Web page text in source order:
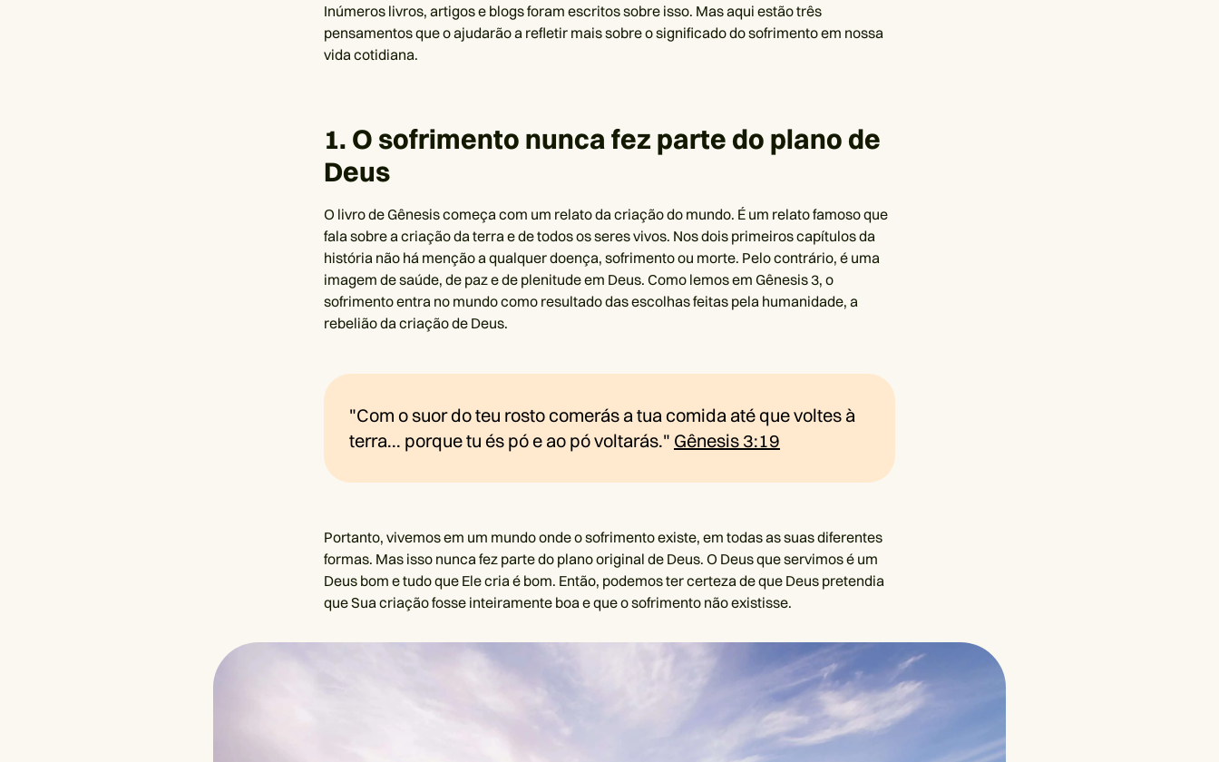
Inúmeros livros, artigos e blogs foram escritos sobre isso. Mas aqui estão três
pensamentos que o ajudarão a refletir mais sobre o significado do sofrimento em nossa
vida cotidiana.
1. O sofrimento nunca fez parte do plano de
Deus
O livro de Gênesis começa com um relato da criação do mundo. É um relato famoso que
fala sobre a criação da terra e de todos os seres vivos. Nos dois primeiros capítulos da
história não há menção a qualquer doença, sofrimento ou morte. Pelo contrário, é uma
imagem de saúde, de paz e de plenitude em Deus. Como lemos em Gênesis 3, o
sofrimento entra no mundo como resultado das escolhas feitas pela humanidade, a
rebelião da criação de Deus.
"Com o suor do teu rosto comerás a tua comida até que voltes à
terra... porque tu és pó e ao pó voltarás." Gênesis 3:19
Portanto, vivemos em um mundo onde o sofrimento existe, em todas as suas diferentes
formas. Mas isso nunca fez parte do plano original de Deus. O Deus que servimos é um
Deus bom e tudo que Ele cria é bom. Então, podemos ter certeza de que Deus pretendia
que Sua criação fosse inteiramente boa e que o sofrimento não existisse.